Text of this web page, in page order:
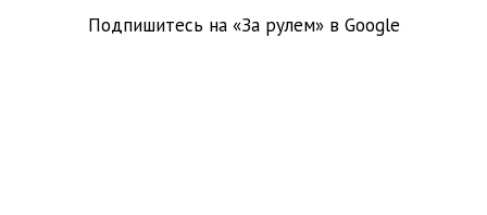
Подпишитесь на «За рулем» в Google